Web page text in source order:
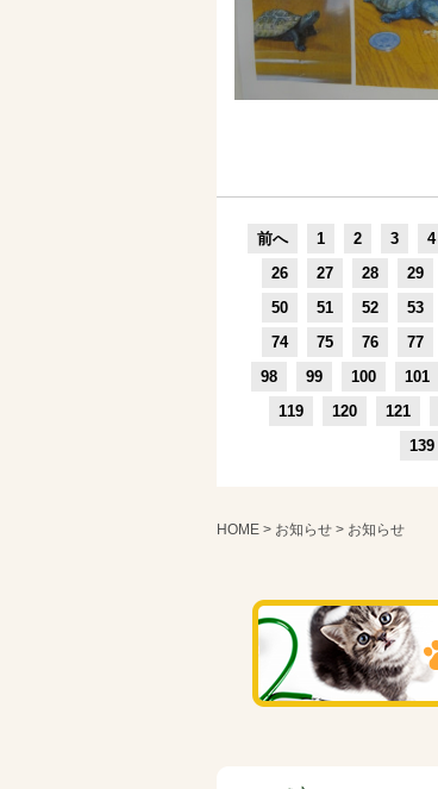
前へ 1 2 3 4
26
27 28 29
50
51 52 53
74
75 76 77
98
99 100 101
119
120 121
139
HOME > お知らせ > お知らせ